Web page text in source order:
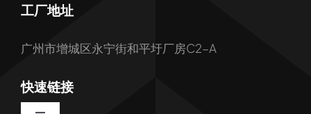
工厂地址
广州市增城区永宁街和平圩厂房C2-A
快速链接